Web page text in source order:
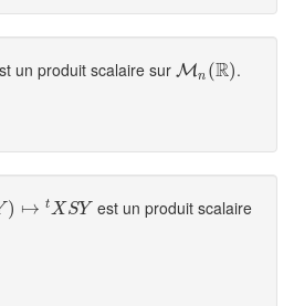
un produit scalaire sur Mn (R)
Mn(R) .
) ↦ tXSY
t XSY
est un produit scalaire